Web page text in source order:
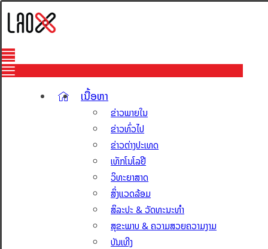
ເນື້ອຫາ
ຂ່າວພາຍໃນ
ຂ່າວທົ່ວໄປ
ຂ່າວຕ່າງປະເທດ
ເທັກໂນໂລຢີ
ວິທະຍາສາດ
ສິ່ງແວດລ້ອມ
ສິລະປະ & ວັດທະນະທຳ
ສຸຂະພາບ & ຄວາມສວຍຄວາມງາມ
ບັນເທີງ